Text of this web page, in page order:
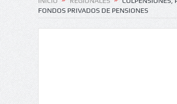
FONDOS PRIVADOS DE PENSIONES